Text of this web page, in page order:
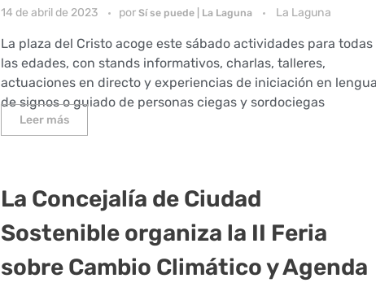
14 de abril de 2023 por Sí se puede | La Laguna La Laguna
La plaza del Cristo acoge este sábado actividades para todas
las edades, con stands informativos, charlas, talleres,
actuaciones en directo y experiencias de iniciación en
de signos o guiado de personas ciegas y sordociegas
Leer más
La Concejalía de Ciudad
Sostenible organiza la II Feria
sobre Cambio Climático y Agenda